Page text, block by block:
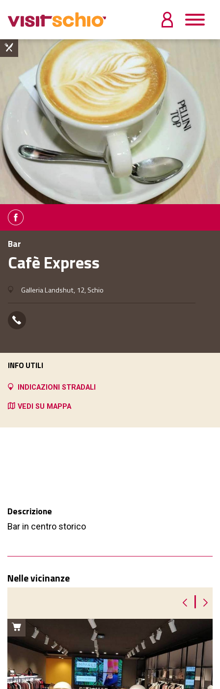
Bar
Cafè Express
Galleria Landshut, 12, Schio
Descrizione
Bar in centro storico
Nelle vicinanze
|
INFO UTILI
INDICAZIONI STRADALI
VEDI SU MAPPA